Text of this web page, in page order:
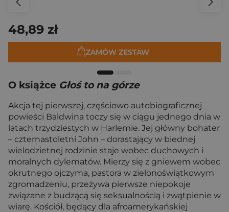
48,89 zł
ZAMÓW ZESTAW
O książce Głoś to na górze
Akcja tej pierwszej, częściowo autobiograficznej
powieści Baldwina toczy się w ciągu jednego dnia w
latach trzydziestych w Harlemie. Jej główny bohater
– czternastoletni John – dorastający w biednej
wielodzietnej rodzinie staje wobec duchowych i
moralnych dylematów. Mierzy się z gniewem wobec
okrutnego ojczyma, pastora w zielonoświątkowym
zgromadzeniu, przeżywa pierwsze niepokoje
związane z budzącą się seksualnością i zwątpienie w
wiarę. Kościół, będący dla afroamerykańskiej